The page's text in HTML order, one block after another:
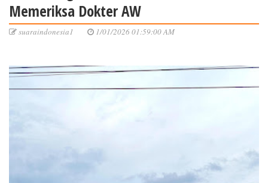
Memeriksa Dokter AW
suaraindonesia1 1/01/2026 01:59:00 AM